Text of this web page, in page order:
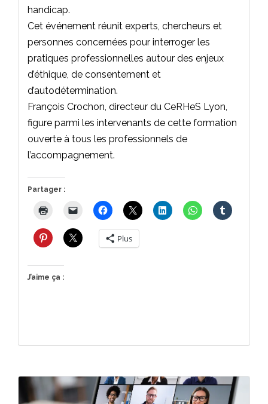
handicap.
Cet événement réunit experts, chercheurs et
personnes concernées pour interroger les
pratiques professionnelles autour des enjeux
d’éthique, de consentement et
d’autodétermination.
François Crochon, directeur du CeRHeS Lyon,
figure parmi les intervenants de cette formation
ouverte à tous les professionnels de
l’accompagnement.
Partager :
Plus
J’aime ça :